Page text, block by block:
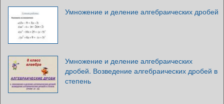
Умножение и деление алгебраических дробей
Умножение и деление алгебраических
дробей. Возведение алгебраических дробей в
степень